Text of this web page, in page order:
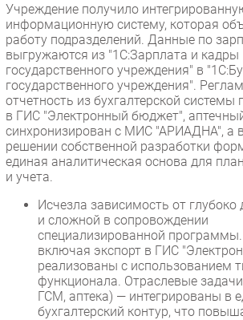
Учреждение получило
информационную систему, которая
работу подразделений. Данные по
выгружаются из "1С:Зарплата и кадры
государственного учреждения" в
государственного учреждения".
отчетность из бухгалтерской системы
в ГИС "Электронный бюджет",
синхронизирован с МИС "АРИАДНА", а
решении собственной разработки
единая аналитическая основа для
и учета.
Исчезла зависимость от глубоко
и сложной в сопровождении
специализированной программы.
включая экспорт в ГИС
реализованы с использованием
функционала. Отраслевые
ГСМ, аптека) — интегрированы в
бухгалтерский контур, что